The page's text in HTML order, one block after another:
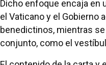
Dicho enfoque encaja en
el Vaticano y el Gobierno
benedictinos, mientras
conjunto, como el